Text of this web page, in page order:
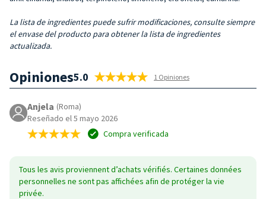
La lista de ingredientes puede sufrir modificaciones, consulte siempre
el envase del producto para obtener la lista de ingredientes
actualizada.
Opiniones5.0 1 Opiniones
Anjela (Roma)
Reseñado el 5 mayo 2026
Compra verificada
Tous les avis proviennent d’achats vérifiés. Certaines données
personnelles ne sont pas affichées afin de protéger la vie
privée.